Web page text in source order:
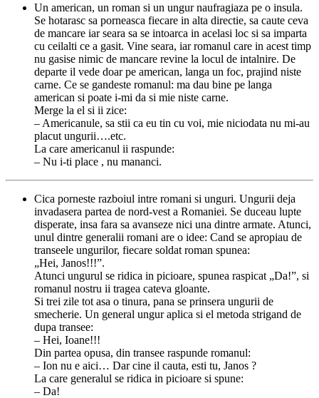
Un american, un roman si un ungur naufragiaza pe o insula.
Se hotarasc sa porneasca fiecare in alta directie, sa caute ceva
de mancare iar seara sa se intoarca in acelasi loc si sa imparta
cu ceilalti ce a gasit. Vine seara, iar romanul care in acest timp
nu gasise nimic de mancare revine la locul de intalnire. De
departe il vede doar pe american, langa un foc, prajind niste
carne. Ce se gandeste romanul: ma dau bine pe langa
american si poate i-mi da si mie niste carne.
Merge la el si ii zice:
– Americanule, sa stii ca eu tin cu voi, mie niciodata nu mi-au
placut ungurii….etc.
La care americanul ii raspunde:
– Nu i-ti place , nu mananci.
Cica porneste razboiul intre romani si unguri. Ungurii deja
invadasera partea de nord-vest a Romaniei. Se duceau lupte
disperate, insa fara sa avanseze nici una dintre armate. Atunci,
unul dintre generalii romani are o idee: Cand se apropiau de
transeele ungurilor, fiecare soldat roman spunea:
„Hei, Janos!!!”.
Atunci ungurul se ridica in picioare, spunea raspicat „Da!”, si
romanul nostru ii tragea cateva gloante.
Si trei zile tot asa o tinura, pana se prinsera ungurii de
smecherie. Un general ungur aplica si el metoda strigand de
dupa transee:
– Hei, Ioane!!!
Din partea opusa, din transee raspunde romanul:
– Ion nu e aici… Dar cine il cauta, esti tu, Janos ?
La care generalul se ridica in picioare si spune:
– Da!